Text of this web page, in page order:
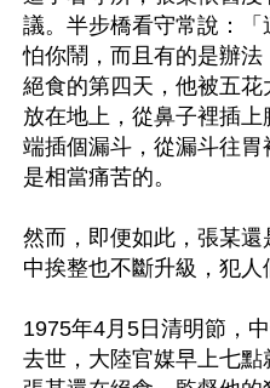
議。半步橋看守常說：
怕你鬧，而且有的是辦
絕食的第四天，他被五花
放在地上，從鼻子裡插
端插個漏斗，從漏斗往
是相當痛苦的。
然而，即便如此，張某
中挨整也不斷升級，犯人
1975年4月5日清明節，
去世，大陸官媒早上七